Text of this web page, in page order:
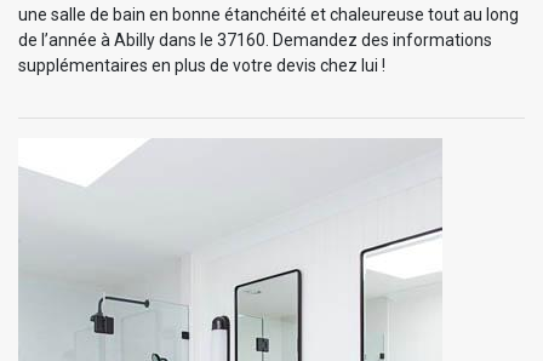
une salle de bain en bonne étanchéité et chaleureuse tout au long
de l’année à Abilly dans le 37160. Demandez des informations
supplémentaires en plus de votre devis chez lui !